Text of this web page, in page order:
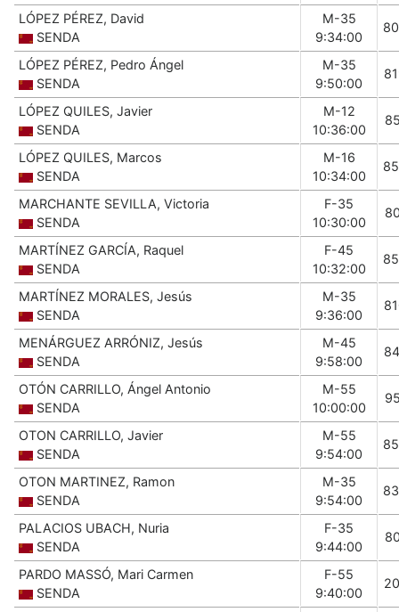
LÓPEZ PÉREZ, David
SENDA
M-35
9:34:00
LÓPEZ PÉREZ, Pedro Ángel
SENDA
M-35
9:50:00
LÓPEZ QUILES, Javier
SENDA
M-12
10:36:00
LÓPEZ QUILES, Marcos
SENDA
M-16
10:34:00
MARCHANTE SEVILLA, Victoria
SENDA
F-35
10:30:00
MARTÍNEZ GARCÍA, Raquel
SENDA
F-45
10:32:00
MARTÍNEZ MORALES, Jesús
SENDA
M-35
9:36:00
MENÁRGUEZ ARRÓNIZ, Jesús
SENDA
M-45
9:58:00
OTÓN CARRILLO, Ángel Antonio
SENDA
M-55
10:00:00
OTON CARRILLO, Javier
SENDA
M-55
9:54:00
OTON MARTINEZ, Ramon
SENDA
M-35
9:54:00
PALACIOS UBACH, Nuria
SENDA
F-35
9:44:00
PARDO MASSÓ, Mari Carmen
SENDA
F-55
9:40:00